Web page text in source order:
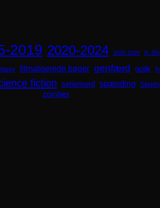
2019 2020-2024 2025-2029 A.
filmatiserede bøger genfærd gotik
fiction seriemord spænding
zombier